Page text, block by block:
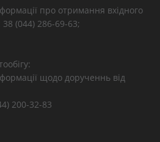
про отримання вхідного
(044) 286-69-63;
щодо дорученнь від
200-32-83